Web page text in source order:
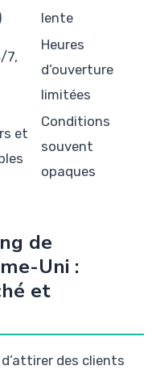
lente
7,
Heures
d’ouverture
limitées
et
Conditions
souvent
opaques
de
Uni :
et
des clients